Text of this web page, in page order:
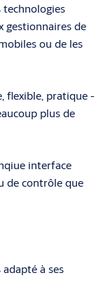
gestionnaires de
ou de les
flexible, pratique -
plus de
interface
de contrôle que
à ses